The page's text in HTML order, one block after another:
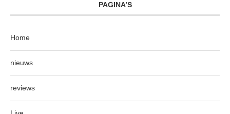
PAGINA’S
Home
nieuws
reviews